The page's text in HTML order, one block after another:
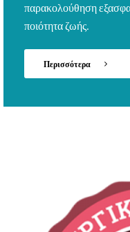
παρακολούθηση
ποιότητα ζωής.
Περισσότερα